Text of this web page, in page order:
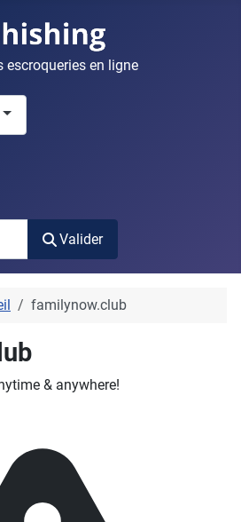
escroqueries en ligne
Valider
familynow.club
& anywhere!